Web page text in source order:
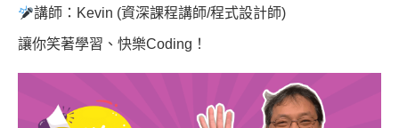
講師：Kevin (資深課程講師/程式設計師)
讓你笑著學習、快樂Coding！